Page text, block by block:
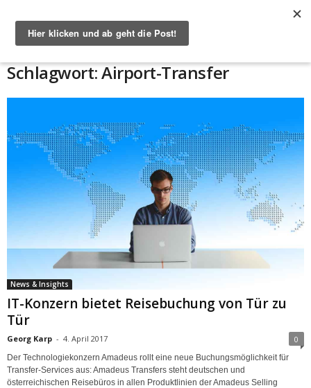
Schlagwort: Airport-Transfer
News & Insights
IT-Konzern bietet Reisebuchung von Tür zu
Tür
Georg Karp - 4. April 2017 0
Der Technologiekonzern Amadeus rollt eine neue Buchungsmöglichkeit für
Transfer-Services aus: Amadeus Transfers steht deutschen und
österreichischen Reisebüros in allen Produktlinien der Amadeus Selling